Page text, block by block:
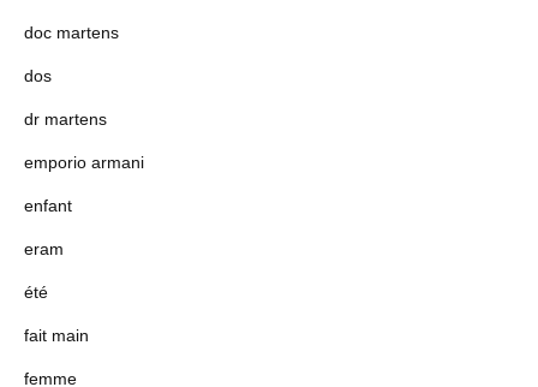
doc martens
dos
dr martens
emporio armani
enfant
eram
été
fait main
femme